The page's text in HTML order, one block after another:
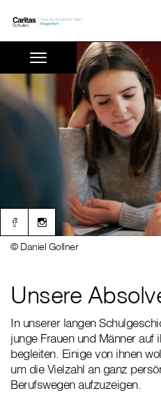
Unsere
© Daniel Gollner
In unserer langen
junge Frauen und Männer auf
begleiten. Einige von ihnen
um die Vielzahl an ganz
Berufswegen aufzuzeigen.